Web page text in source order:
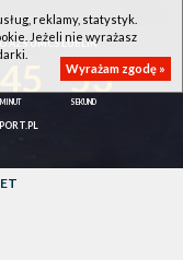
AZS UMCS LUBLIN
53
reklamy, statystyk.
Jeżeli nie wyrażasz
Wyrażam zgodę »